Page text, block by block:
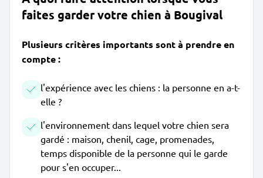
faites garder votre chien à Bougival
Plusieurs critères importants sont à prendre en
compte :
l'expérience avec les chiens : la personne en a-t-
elle ?
l'environnement dans lequel votre chien sera
gardé : maison, chenil, cage, promenades,
temps disponible de la personne qui le garde
pour s'en occuper...